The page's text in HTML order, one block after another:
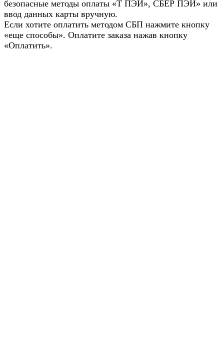
безопасные методы оплаты «Т ПЭЙ», СБЕР ПЭЙ» или
ввод данных карты вручную.
Если хотите оплатить методом СБП нажмите кнопку
«еще способы». Оплатите заказа нажав кнопку
«Оплатить».